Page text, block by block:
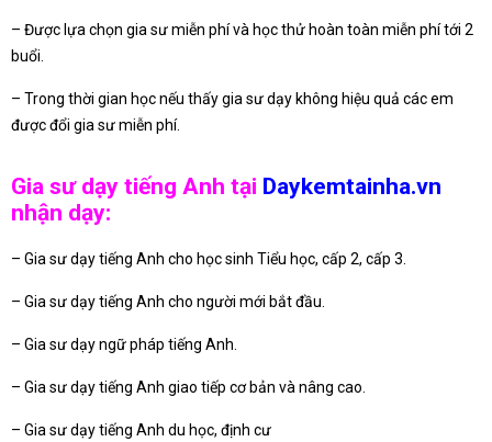
– Được lựa chọn gia sư miễn phí và học thử hoàn toàn miễn phí tới 2
buổi.
– Trong thời gian học nếu thấy gia sư dạy không hiệu quả các em
được đổi gia sư miễn phí.
Gia sư dạy tiếng Anh tại Daykemtainha.vn
nhận dạy:
– Gia sư dạy tiếng Anh cho học sinh Tiểu học, cấp 2, cấp 3.
– Gia sư dạy tiếng Anh cho người mới bắt đầu.
– Gia sư dạy ngữ pháp tiếng Anh.
– Gia sư dạy tiếng Anh giao tiếp cơ bản và nâng cao.
– Gia sư dạy tiếng Anh du học, định cư